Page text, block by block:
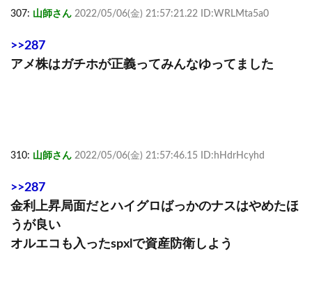
307: 山師さん 2022/05/06(金) 21:57:21.22 ID:WRLMta5a0
>>287
アメ株はガチホが正義ってみんなゆってました
310: 山師さん 2022/05/06(金) 21:57:46.15 ID:hHdrHcyhd
>>287
金利上昇局面だとハイグロばっかのナスはやめたほ
うが良い
オルエコも入ったspxlで資産防衛しよう